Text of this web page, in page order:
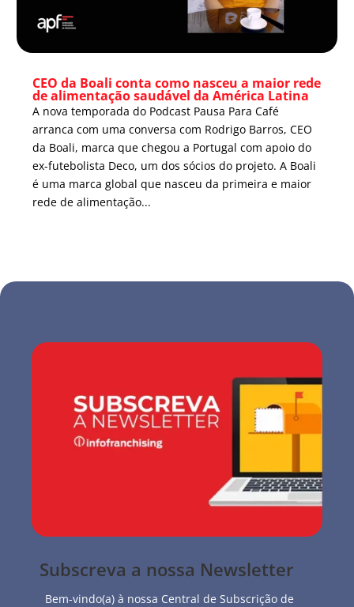
CEO da Boali conta como nasceu a maior rede
de alimentação saudável da América Latina
A nova temporada do Podcast Pausa Para Café
arranca com uma conversa com Rodrigo Barros, CEO
da Boali, marca que chegou a Portugal com apoio do
ex-futebolista Deco, um dos sócios do projeto. A Boali
é uma marca global que nasceu da primeira e maior
rede de alimentação...
Subscreva a nossa Newsletter
Bem-vindo(a) à nossa Central de Subscrição de